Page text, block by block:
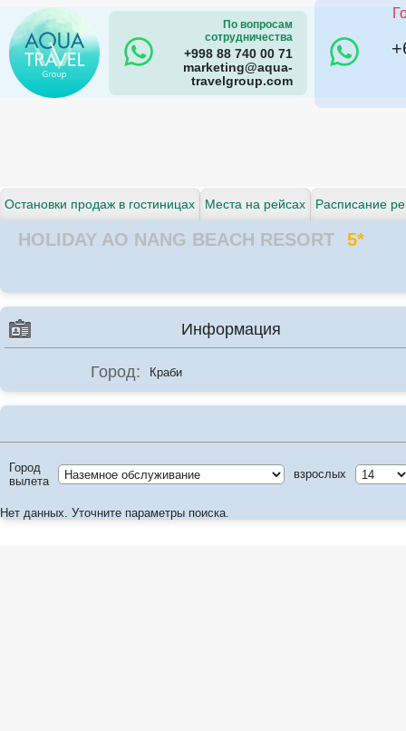
По вопросам
сотрудничества
+998 88 740 00 71
marketing@aqua-
travelgroup.com
Остановки продаж в гостиницах Места на рейсах Расписание
HOLIDAY AO NANG BEACH RESORT 5*
Информация
Город: Краби
Город
вылета
взрослых
Нет данных. Уточните параметры поиска.